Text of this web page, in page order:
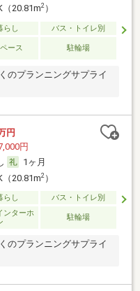
（20.81m2）
らし
バス・トイレ別
ース 駐輪場
のプランニングサプライ
円
円
1ヶ月
（20.81m2）
らし バス・トイレ別
ンターホ
駐輪場
のプランニングサプライ